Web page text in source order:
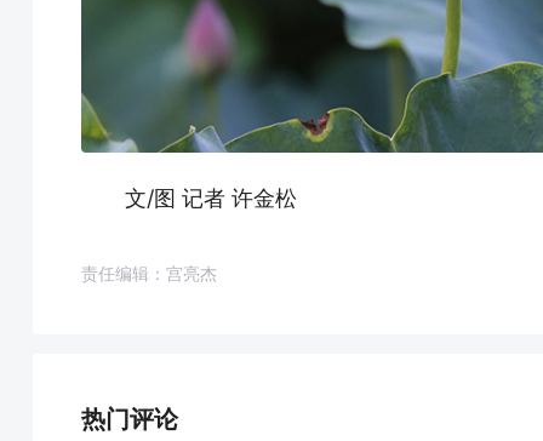
文/图 记者 许金松
责任编辑：宫亮杰
热门评论